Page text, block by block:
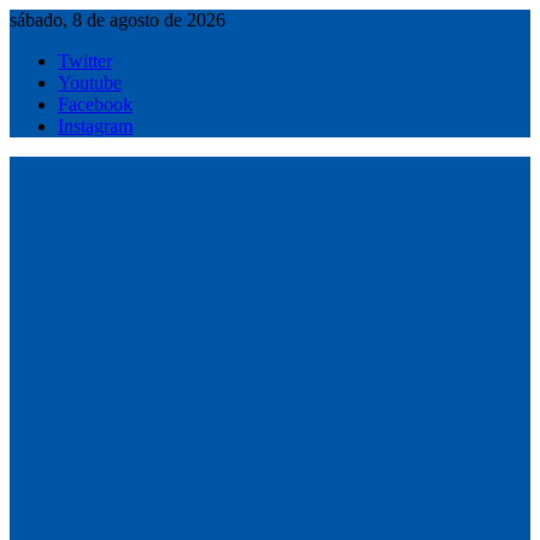
Saltar
contenido
sábado, 8 de agosto de 2026
Twitter
Youtube
Facebook
Instagram